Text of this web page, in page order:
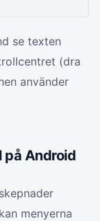
se texten
(dra
använder
på Android
menyerna